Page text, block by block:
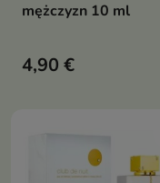
mężczyzn 10 ml
4,90 €